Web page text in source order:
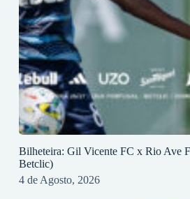
Bilheteira: Gil Vicente FC x Rio Ave
Betclic)
4 de Agosto, 2026